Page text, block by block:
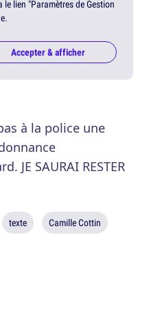
lien "Paramètres de Gestion
Accepter & afficher
à la police une
JE SAURAI RESTER
texte Camille Cottin